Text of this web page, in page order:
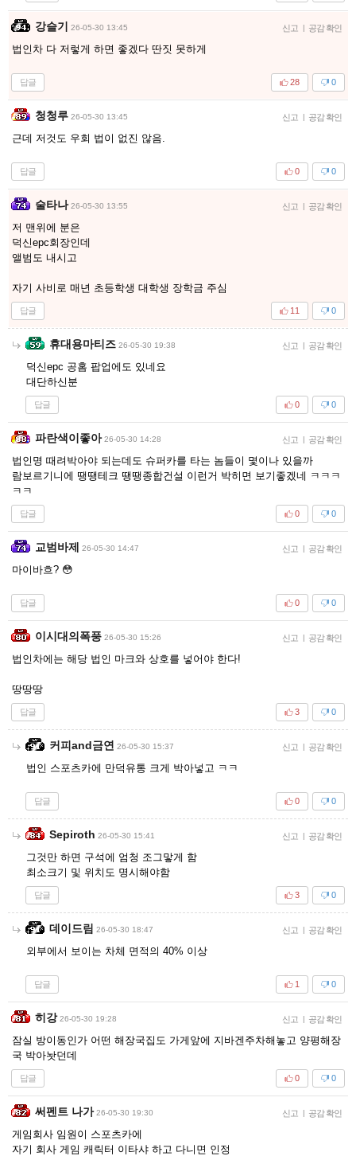
강슬기 26-05-30 13:45 신고 | 공감 확인
법인차 다 저렇게 하면 좋겠다 딴짓 못하게
답글 0
28
청청루 26-05-30 13:45 신고 | 공감 확인
근데 저것도 우회 법이 없진 않음.
답글 0
0
술타나 26-05-30 13:55 신고 | 공감 확인
저 맨위에 분은
덕신epc회장인데
앨범도 내시고
자기 사비로 매년 초등학생 대학생 장학금 주심
답글 0
11
휴대용마티즈 26-05-30 19:38 신고 | 공감 확인
덕신epc 공홈 팝업에도 있네요
대단하신분
답글 0
0
파란색이좋아 26-05-30 14:28 신고 | 공감 확인
법인명 때려박아야 되는데도 슈퍼카를 타는 놈들이 몇이나 있을까
람보르기니에 땡땡테크 땡땡종합건설 이런거 박히면 보기좋겠네 ㅋㅋㅋ
ㅋㅋ
답글 0
0
교범바제 26-05-30 14:47 신고 | 공감 확인
마이바흐? 😳
답글 0
0
이시대의폭풍 26-05-30 15:26 신고 | 공감 확인
법인차에는 해당 법인 마크와 상호를 넣어야 한다!
땅땅땅
답글 0
3
커피and금연 26-05-30 15:37 신고 | 공감 확인
법인 스포츠카에 만덕유통 크게 박아넣고 ㅋㅋ
답글 0
0
Sepiroth 26-05-30 15:41 신고 | 공감 확인
그것만 하면 구석에 엄청 조그맣게 함
최소크기 및 위치도 명시해야함
답글 0
3
데이드림 26-05-30 18:47 신고 | 공감 확인
외부에서 보이는 차체 면적의 40% 이상
답글 0
1
히강 26-05-30 19:28 신고 | 공감 확인
잠실 방이동인가 어떤 해장국집도 가게앞에 지바겐주차해놓고 양평해장
국 박아놧던데
답글 0
0
써펜트 나가 26-05-30 19:30 신고 | 공감 확인
게임회사 임원이 스포츠카에
자기 회사 게임 캐릭터 이타샤 하고 다니면 인정